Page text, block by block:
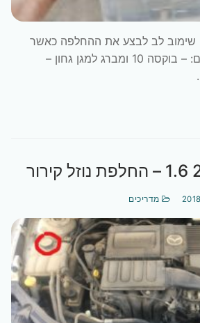
מנוע 1.6 מדגם M16A שימוב לב לבצע את ההחלפה כאשר
הרכב קר! כלים דרושים: – בוקסה 10 ומברג למגן גחון –
מדריכים